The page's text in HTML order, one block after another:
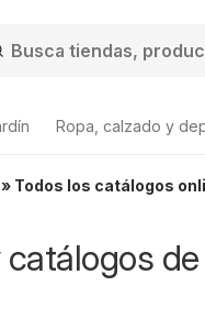
Ropa, calzado y
Todos los catálogos